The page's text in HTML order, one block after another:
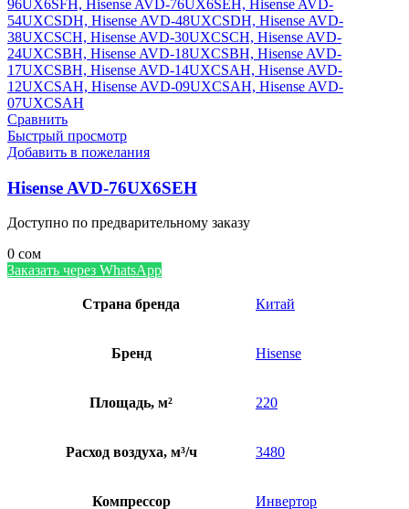
Сравнить
Быстрый просмотр
Добавить в пожелания
Hisense AVD-76UX6SEH
Доступно по предварительному заказу
0 сом
Заказать через WhatsApp
Страна бренда Китай
Бренд Hisense
Площадь, м² 220
Расход воздуха, м³/ч 3480
Компрессор Инвертор